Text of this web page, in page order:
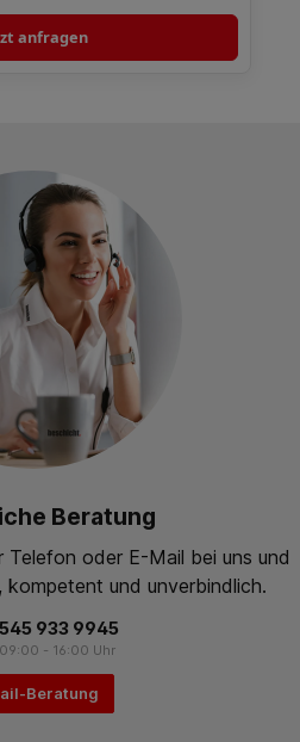
anfragen
Beratung
Telefon oder E-Mail bei uns und
kompetent und unverbindlich.
933 9945
- 16:00 Uhr
Beratung